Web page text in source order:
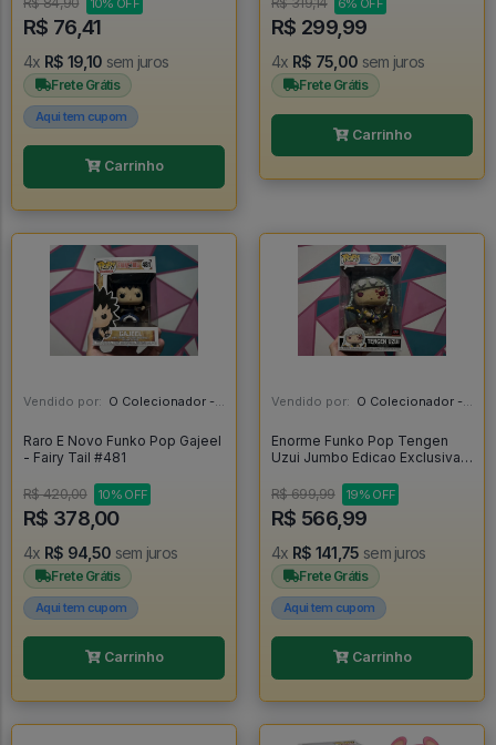
R$ 76,41
4x R$ 19,10 sem juros
Frete Grátis
Aqui tem cupom
Carrinho
R$ 299,99
4x R$ 75,00 sem juros
Frete Grátis
Carrinho
Vendido por: O Colecionador - SP
Raro E Novo Funko Pop Gajeel
- Fairy Tail #481
R$ 420,00 10% OFF
R$ 378,00
4x R$ 94,50 sem juros
Frete Grátis
Aqui tem cupom
Carrinho
Vendido por: O Colecionador - SP
Enorme Funko Pop Tengen
Uzui Jumbo Edicao Exclusiva
#1801
R$ 699,99 19% OFF
R$ 566,99
4x R$ 141,75 sem juros
Frete Grátis
Aqui tem cupom
Carrinho